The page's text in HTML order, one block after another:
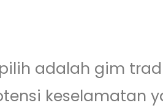
adalah gim
keselamatan